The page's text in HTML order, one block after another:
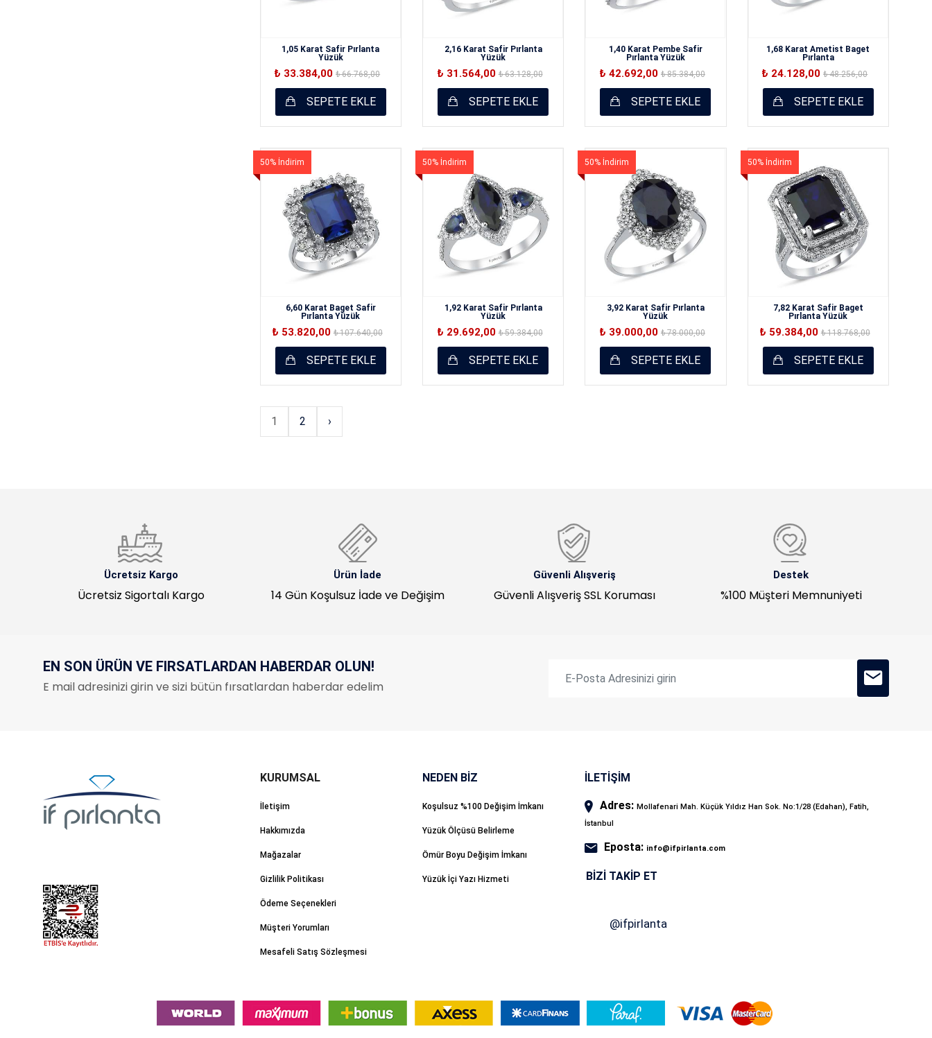
1,05 Karat Safir Pırlanta
Yüzük
₺ 33.384,00₺ 66.768,00
SEPETE EKLE
2,16 Karat Safir Pırlanta
Yüzük
₺ 31.564,00₺ 63.128,00
SEPETE EKLE
1,40 Karat Pembe Safir
Pırlanta Yüzük
₺ 42.692,00 ₺ 85.384,00
SEPETE EKLE
1,68 Karat Ametist Baget
Pırlanta
₺ 24.128,00₺ 48.256,00
SEPETE EKLE
50% İndirim
6,60 Karat Baget Safir
Pırlanta Yüzük
₺ 53.820,00₺ 107.640,00
SEPETE EKLE
50% İndirim
1,92 Karat Safir Pırlanta
Yüzük
₺ 29.692,00₺ 59.384,00
SEPETE EKLE
50% İndirim
3,92 Karat Safir Pırlanta
Yüzük
₺ 39.000,00 ₺ 78.000,00
SEPETE EKLE
50% İndirim
7,82 Karat Safir Baget
Pırlanta Yüzük
₺ 59.384,00 ₺ 118.768,00
SEPETE EKLE
1 2 ›
Ücretsiz Kargo
Ücretsiz Sigortalı Kargo
Ürün İade
14 Gün Koşulsuz İade ve Değişim
Güvenli Alışveriş
Güvenli Alışveriş SSL Koruması
Destek
%100 Müşteri Memnuniyeti
EN SON ÜRÜN VE FIRSATLARDAN HABERDAR OLUN!
E mail adresinizi girin ve sizi bütün fırsatlardan haberdar edelim
İletişim
Hakkımızda
Mağazalar
Gizlilik Politikası
Ödeme Seçenekleri
Müşteri Yorumları
Mesafeli Satış Sözleşmesi
NEDEN BİZ
Koşulsuz %100 Değişim İmkanı
Yüzük Ölçüsü Belirleme
Ömür Boyu Değişim İmkanı
Yüzük İçi Yazı Hizmeti
İLETİŞİM
Adres:Mollafenari Mah. Küçük Yıldız Han Sok. No:1/28 (Edahan), Fatih,
İstanbul
Eposta: info@ifpirlanta.com
BIZI TAKIP ET